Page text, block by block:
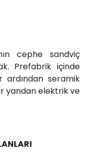
cephe sandviç
Prefabrik içinde
ardından seramik
yandan elektrik ve